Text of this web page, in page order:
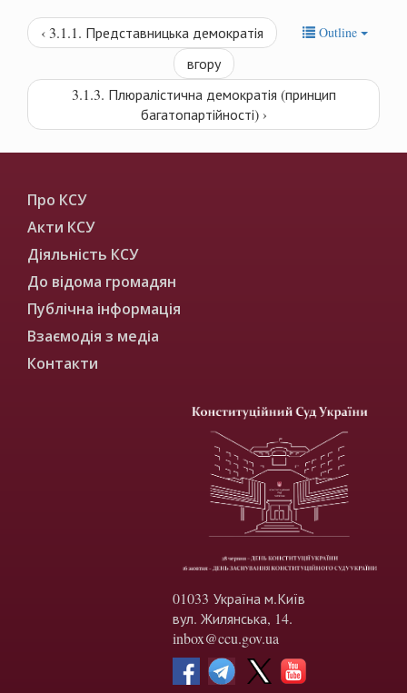
Outline
‹ 3.1.1. Представницька демократія
вгору
3.1.3. Плюралістична демократія (принцип
багатопартійності) ›
Про КСУ
Акти КСУ
Діяльність КСУ
До відома громадян
Публічна інформація
Взаємодія з медіа
Контакти
01033 Україна м.Київ
вул. Жилянська, 14.
inbox@ccu.gov.ua